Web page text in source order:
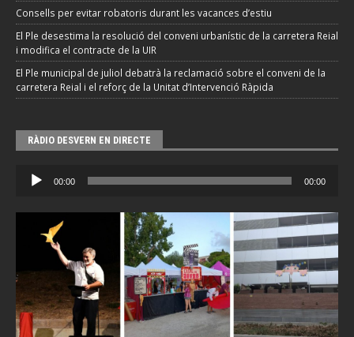
Consells per evitar robatoris durant les vacances d’estiu
El Ple desestima la resolució del conveni urbanístic de la carretera Reial
i modifica el contracte de la UIR
El Ple municipal de juliol debatrà la reclamació sobre el conveni de la
carretera Reial i el reforç de la Unitat d’Intervenció Ràpida
RÀDIO DESVERN EN DIRECTE
Reproductor
d'àudio
00:00 00:00